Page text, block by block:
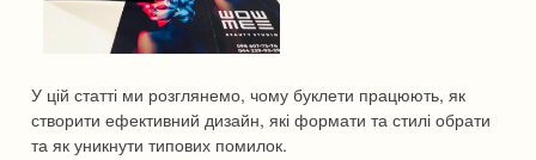
У цій статті ми розглянемо, чому буклети працюють, як
створити ефективний дизайн, які формати та стилі обрати
та як уникнути типових помилок.